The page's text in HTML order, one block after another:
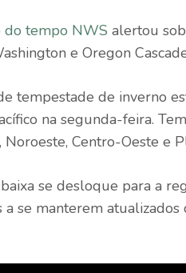
do tempo NWS alertou
e Oregon
tempestade de inverno
na segunda-feira.
Centro-Oeste e
se desloque para a
se manterem